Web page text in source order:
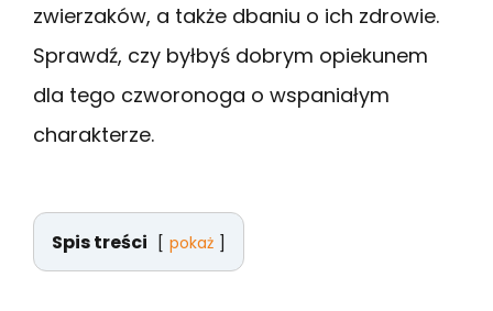
zwierzaków, a także dbaniu o ich zdrowie.
Sprawdź, czy byłbyś dobrym opiekunem
dla tego czworonoga o wspaniałym
charakterze.
Spis treści pokaż